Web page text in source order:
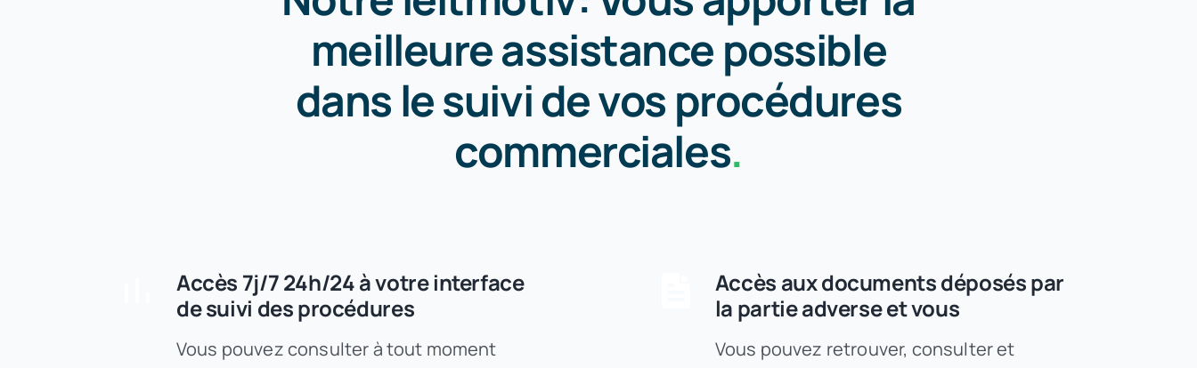
meilleure assistance possible
dans le suivi de vos procédures
commerciales.
Accès 7j/7 24h/24 à votre interface
de suivi des procédures
Vous pouvez consulter à tout moment
Accès aux documents déposés par
la partie adverse et vous
Vous pouvez retrouver, consulter et